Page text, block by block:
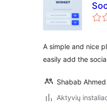
A simple and nice
easily add the
Shabab Ahmed
Aktyvių